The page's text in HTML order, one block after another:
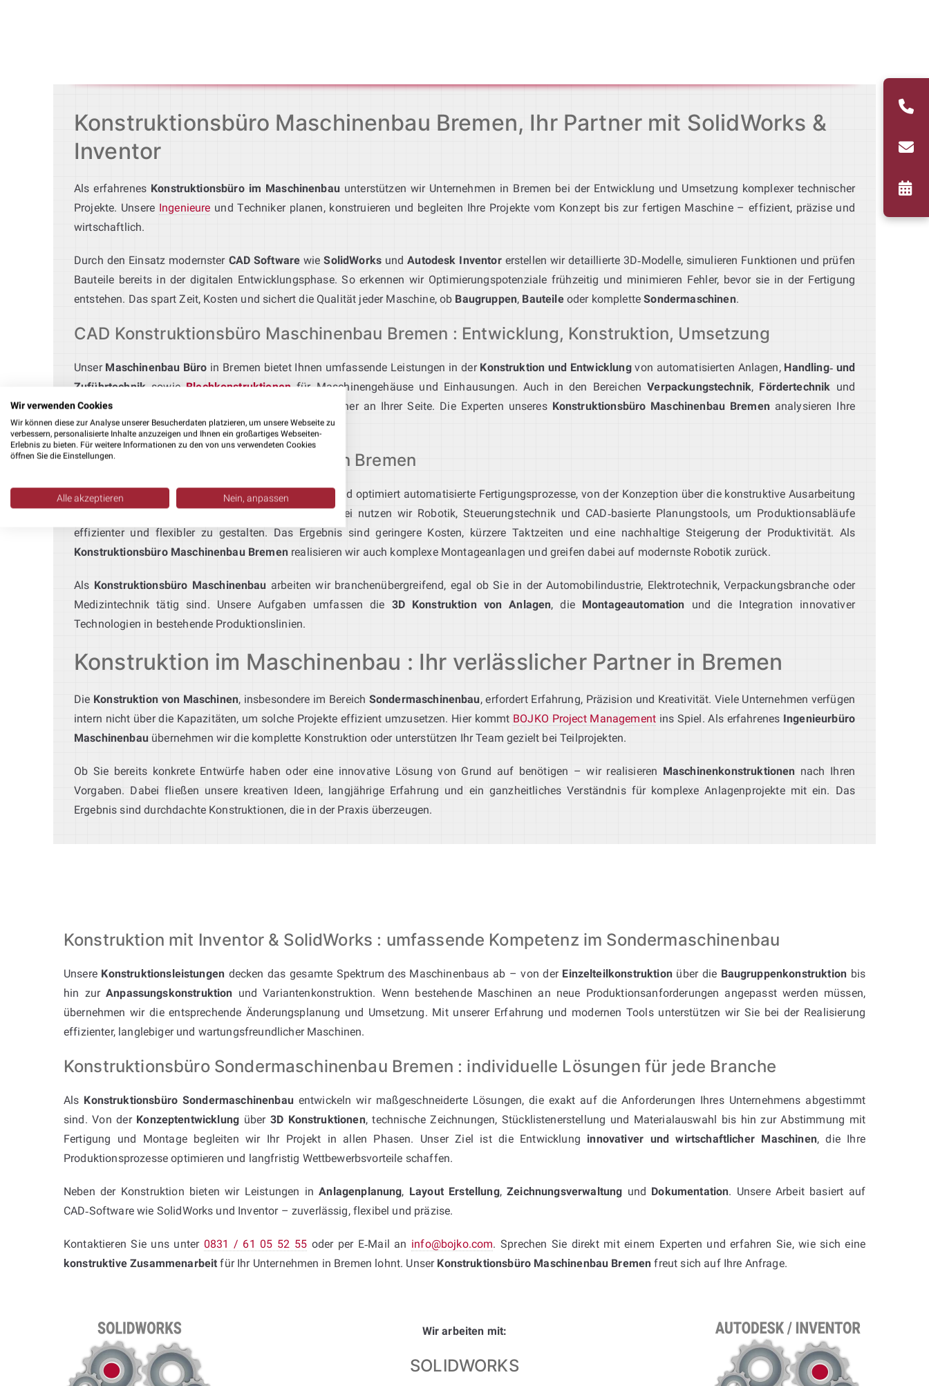
Konstruktionsbüro Maschinenbau Bremen, Ihr Partner mit SolidWorks &
Inventor
Als erfahrenes Konstruktionsbüro im Maschinenbauunterstützen wir Unternehmen in Bremen bei der Entwicklung und Umsetzung komplexer technischer
Projekte. Unsere Ingenieure und Techniker planen, konstruieren und begleiten Ihre Projekte vom Konzept bis zur fertigen Maschine – effizient, präzise und
wirtschaftlich.
Durch den Einsatz modernster CAD Software wieSolidWorks undAutodesk Inventorerstellen wir detaillierte 3D‑Modelle, simulieren Funktionen und prüfen
Bauteile bereits in der digitalen Entwicklungsphase. So erkennen wir Optimierungspotenziale frühzeitig und minimieren Fehler, bevor sie in der Fertigung
entstehen. Das spart Zeit, Kosten und sichert die Qualität jeder Maschine, ob Baugruppen, Bauteileoder kompletteSondermaschinen.
CAD Konstruktionsbüro Maschinenbau Bremen : Entwicklung, Konstruktion, Umsetzung
Unser Maschinenbau Büro in Bremen bietet Ihnen umfassende Leistungen in der Konstruktion und Entwicklungvon automatisierten Anlagen, Handling‑ und
ZuführtechniksowieBlechkonstruktionenfür Maschinengehäuse und Einhausungen. Auch in den BereichenVerpackungstechnik, Fördertechnik und
Sondermaschinenbau
stehen wir als erfahrener Partner an Ihrer Seite. Die Experten unseres Konstruktionsbüro Maschinenbau Bremen analysieren Ihre
Prozesse und entwickeln passgenaue CAD‑Lösungen.
Ingenieurbüro Montageautomation Bremen
UnserIngenieurbüro für Montageautomation
plant und optimiert automatisierte Fertigungsprozesse, von der Konzeption über die konstruktive Ausarbeitung
bis hin zur Integration in bestehende Systeme. Dabei nutzen wir Robotik, Steuerungstechnik und CAD‑basierte Planungstools, um Produktionsabläufe
effizienter und flexibler zu gestalten. Das Ergebnis sind geringere Kosten, kürzere Taktzeiten und eine nachhaltige Steigerung der Produktivität. Als
Konstruktionsbüro Maschinenbau Bremenrealisieren wir auch komplexe Montageanlagen und greifen dabei auf modernste Robotik zurück.
Als Konstruktionsbüro Maschinenbau arbeiten wir branchenübergreifend, egal ob Sie in der Automobilindustrie, Elektrotechnik, Verpackungsbranche oder
Medizintechnik tätig sind. Unsere Aufgaben umfassen die 3D Konstruktion von Anlagen, die Montageautomation und die Integration innovativer
Technologien in bestehende Produktionslinien.
Konstruktion im Maschinenbau : Ihr verlässlicher Partner in Bremen
Die Konstruktion von Maschinen, insbesondere im Bereich Sondermaschinenbau, erfordert Erfahrung, Präzision und Kreativität. Viele Unternehmen verfügen
intern nicht über die Kapazitäten, um solche Projekte effizient umzusetzen. Hier kommt BOJKO Project Management ins Spiel. Als erfahrenes Ingenieurbüro
Maschinenbau übernehmen wir die komplette Konstruktion oder unterstützen Ihr Team gezielt bei Teilprojekten.
Ob Sie bereits konkrete Entwürfe haben oder eine innovative Lösung von Grund auf benötigen – wir realisieren Maschinenkonstruktionen nach Ihren
Vorgaben. Dabei fließen unsere kreativen Ideen, langjährige Erfahrung und ein ganzheitliches Verständnis für komplexe Anlagenprojekte mit ein. Das
Ergebnis sind durchdachte Konstruktionen, die in der Praxis überzeugen.
Konstruktion mit Inventor & SolidWorks : umfassende Kompetenz im Sondermaschinenbau
Unsere Konstruktionsleistungen decken das gesamte Spektrum des Maschinenbaus ab – von der Einzelteilkonstruktionüber die Baugruppenkonstruktion bis
hin zurAnpassungskonstruktion und Variantenkonstruktion. Wenn bestehende Maschinen an neue Produktionsanforderungen angepasst werden müssen,
übernehmen wir die entsprechende Änderungsplanung und Umsetzung. Mit unserer Erfahrung und modernen Tools unterstützen wir Sie bei der Realisierung
effizienter, langlebiger und wartungsfreundlicher Maschinen.
Konstruktionsbüro Sondermaschinenbau Bremen : individuelle Lösungen für jede Branche
Als Konstruktionsbüro Sondermaschinenbauentwickeln wir maßgeschneiderte Lösungen, die exakt auf die Anforderungen Ihres Unternehmens abgestimmt
sind. Von der Konzeptentwicklung über 3D Konstruktionen, technische Zeichnungen, Stücklistenerstellung und Materialauswahl bis hin zur Abstimmung mit
Fertigung und Montage begleiten wir Ihr Projekt in allen Phasen. Unser Ziel ist die Entwicklung innovativer und wirtschaftlicher Maschinen, die Ihre
Produktionsprozesse optimieren und langfristig Wettbewerbsvorteile schaffen.
Neben der Konstruktion bieten wir Leistungen inAnlagenplanung, Layout Erstellung,Zeichnungsverwaltung und Dokumentation. Unsere Arbeit basiert auf
CAD‑Software wie SolidWorks und Inventor – zuverlässig, flexibel und präzise.
Kontaktieren Sie uns unter 0831 / 61 05 52 55 oder per E‑Mail an info@bojko.com. Sprechen Sie direkt mit einem Experten und erfahren Sie, wie sich eine
konstruktive Zusammenarbeit für Ihr Unternehmen in Bremen lohnt. Unser Konstruktionsbüro Maschinenbau Bremen freut sich auf Ihre Anfrage.
Wir arbeiten mit:
SOLIDWORKS
Wir verwenden Cookies
Wir können diese zur Analyse unserer Besucherdaten platzieren, um unsere Webseite zu
verbessern, personalisierte Inhalte anzuzeigen und Ihnen ein großartiges Webseiten-
Erlebnis zu bieten. Für weitere Informationen zu den von uns verwendeten Cookies
öffnen Sie die Einstellungen.
Alle akzeptieren Nein, anpassen